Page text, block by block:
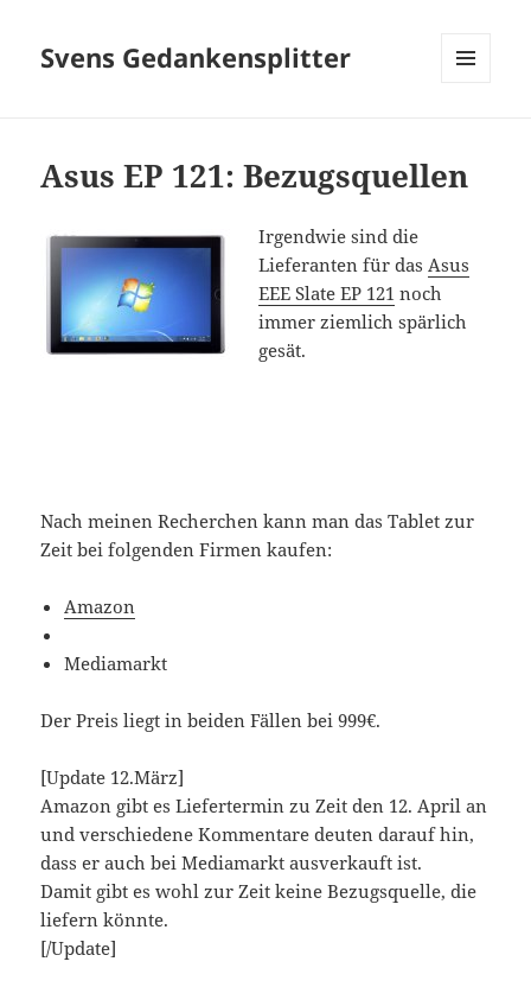
Svens Gedankensplitter
Asus EP 121: Bezugsquellen
Irgendwie sind die
Lieferanten für dasAsus
EEE Slate EP 121 noch
immer ziemlich spärlich
gesät.
Nach meinen Recherchen kann man das Tablet zur
Zeit bei folgenden Firmen kaufen:
Amazon
Mediamarkt
Der Preis liegt in beiden Fällen bei 999€.
[Update 12.März]
Amazon gibt es Liefertermin zu Zeit den 12. April an
und verschiedene Kommentare deuten darauf hin,
dass er auch bei Mediamarkt ausverkauft ist.
Damit gibt es wohl zur Zeit keine Bezugsquelle, die
liefern könnte.
[/Update]